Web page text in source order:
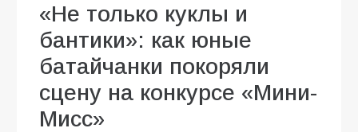
«Не только куклы и
бантики»: как юные
батайчанки покоряли
сцену на конкурсе «Мини-
Мисс»